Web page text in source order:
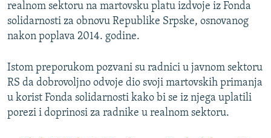
realnom sektoru na martovsku platu izdvoje iz Fonda
solidarnosti za obnovu Republike Srpske, osnovanog
nakon poplava 2014. godine.
Istom preporukom pozvani su radnici u javnom sektoru
RS da dobrovoljno odvoje dio svoji martovskih primanja
u korist Fonda solidarnosti kako bi se iz njega uplatili
porezi i doprinosi za radnike u realnom sektoru.